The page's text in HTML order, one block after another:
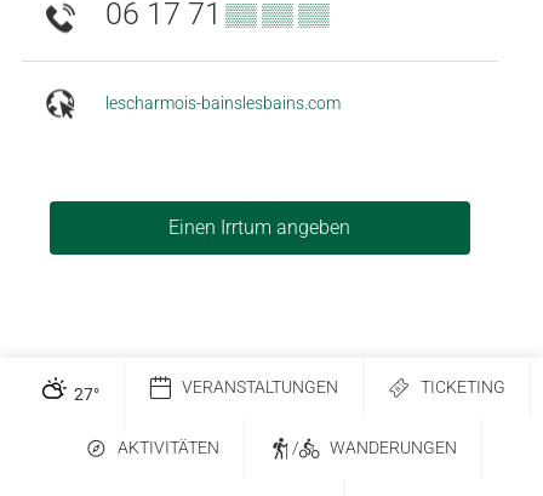
06 17 71 ▒▒ ▒▒ ▒▒
lescharmois-bainslesbains.com
Einen Irrtum angeben
27° VERANSTALTUNGEN TICKETING
AKTIVITÄTEN / WANDERUNGEN